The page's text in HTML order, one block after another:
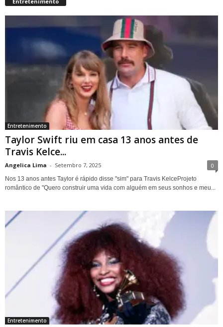
Entretenimento
Taylor Swift riu em casa 13 anos antes de
Travis Kelce...
Angelica Lima - Setembro 7, 2025 0
Nos 13 anos antes Taylor é rápido disse "sim" para Travis KelceProjeto
romântico de "Quero construir uma vida com alguém em seus sonhos e meu...
Entretenimento